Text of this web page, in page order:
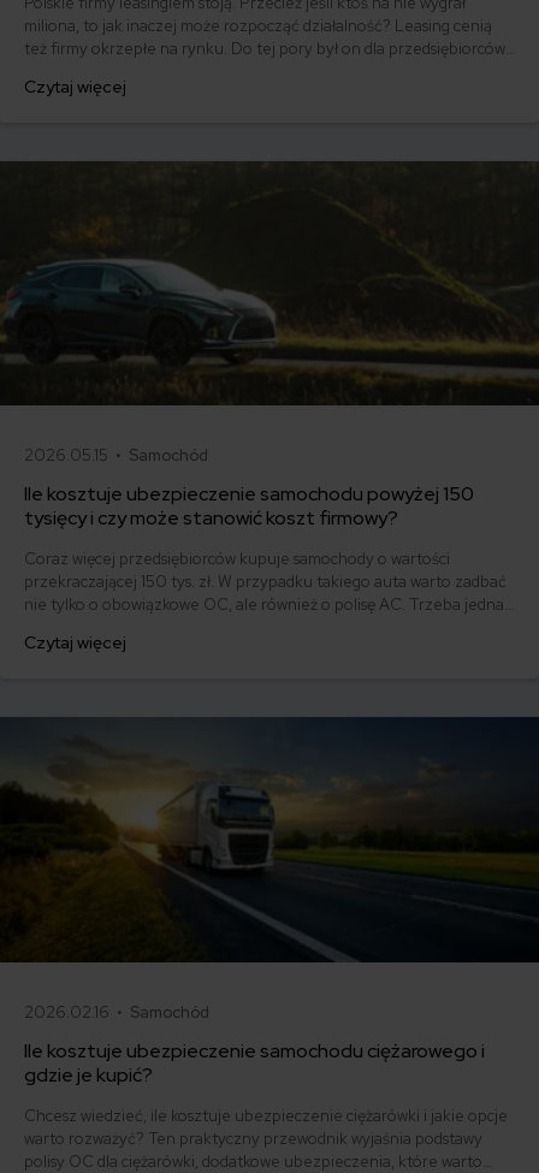
miliona, to jak inaczej może rozpocząć działalność? Leasing cenią
też firmy okrzepłe na rynku. Do tej pory był on dla przedsiębiorców
ale samochód lub inny środek trwały. Jednak od tego roku w
Czytaj więcej
2026.05.15 • Samochód
Ile kosztuje ubezpieczenie samochodu powyżej 150
tysięcy i czy może stanowić koszt firmowy?
Coraz więcej przedsiębiorców kupuje samochody o wartości
przekraczającej 150 tys. zł. W przypadku takiego auta warto zadbać
nie tylko o obowiązkowe OC, ale również o polisę AC. Trzeba jednak
określonym ograniczeniom podatkowym. Sprawdź, jak rozliczyć
Czytaj więcej
2026.02.16 • Samochód
Ile kosztuje ubezpieczenie samochodu ciężarowego i
gdzie je kupić?
Chcesz wiedzieć, ile kosztuje ubezpieczenie ciężarówki i jakie opcje
warto rozważyć? Ten praktyczny przewodnik wyjaśnia podstawy
polisy OC dla ciężarówki, dodatkowe ubezpieczenia, które warto